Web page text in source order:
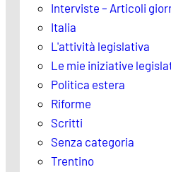
Interviste – Articoli
Italia
L'attività legislativa
Le mie iniziative
Politica estera
Riforme
Scritti
Senza categoria
Trentino